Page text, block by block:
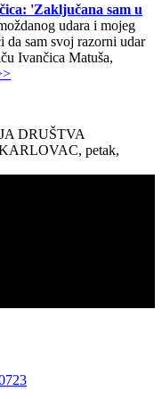
'Zaključana sam u
udara i mojeg
da sam svoj razorni udar
Ivančica Matuša,
DRUŠTVA
petak,